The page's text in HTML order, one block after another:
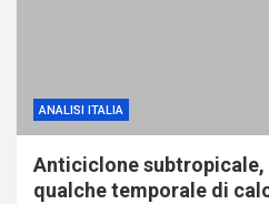
ANALISI ITALIA
Anticiclone
qualche temporale di